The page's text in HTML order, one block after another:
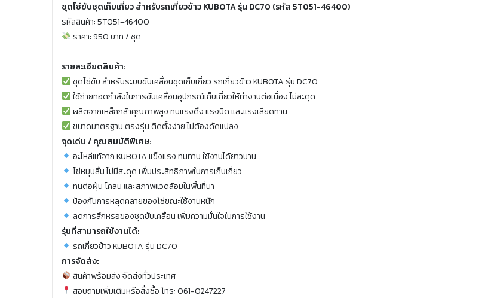
ชุดโซ่ขับชุดเก็บเกี่ยว สำหรับรถเกี่ยวข้าว KUBOTA รุ่น DC70 (รหัส 5T051-46400)
รหัสสินค้า: 5T051-46400
ราคา: 950 บาท / ชุด
รายละเอียดสินค้า:
ชุดโซ่ขับ สำหรับระบบขับเคลื่อนชุดเก็บเกี่ยว รถเกี่ยวข้าว KUBOTA รุ่น DC70
ใช้ถ่ายทอดกำลังในการขับเคลื่อนอุปกรณ์เก็บเกี่ยวให้ทำงานต่อเนื่อง ไม่สะดุด
ผลิตจากเหล็กกล้าคุณภาพสูง ทนแรงดึง แรงบิด และแรงเสียดทาน
ขนาดมาตรฐาน ตรงรุ่น ติดตั้งง่าย ไม่ต้องดัดแปลง
จุดเด่น / คุณสมบัติพิเศษ:
อะไหล่แท้จาก KUBOTA แข็งแรง ทนทาน ใช้งานได้ยาวนาน
โซ่หมุนลื่น ไม่มีสะดุด เพิ่มประสิทธิภาพในการเก็บเกี่ยว
ทนต่อฝุ่น โคลน และสภาพแวดล้อมในพื้นที่นา
ป้องกันการหลุดคลายของโซ่ขณะใช้งานหนัก
ลดการสึกหรอของชุดขับเคลื่อน เพิ่มความมั่นใจในการใช้งาน
รุ่นที่สามารถใช้งานได้:
รถเกี่ยวข้าว KUBOTA รุ่น DC70
การจัดส่ง:
สินค้าพร้อมส่ง จัดส่งทั่วประเทศ
สอบถามเพิ่มเติมหรือสั่งซื้อ โทร: 061-0247227